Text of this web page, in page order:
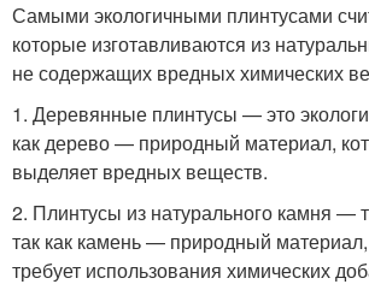
Самыми экологичными плинтусами
которые изготавливаются из
не содержащих вредных химических
1. Деревянные плинтусы — это
как дерево — природный материал,
выделяет вредных веществ.
2. Плинтусы из натурального камня —
так как камень — природный
требует использования химических